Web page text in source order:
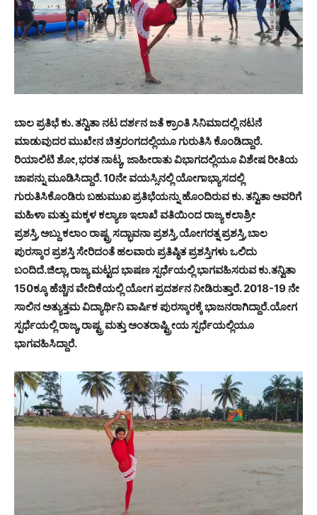
ಬಾಲ ಪ್ರತಿಭೆ ಕು. ತನ್ವಿತಾ ನಟ ದರ್ಶನ ಜತೆ ಕ್ರಾಂತಿ ಸಿನಿಮಾದಲ್ಲಿ ನಟನೆ
ಮಾಡುವುದರ ಮುಖೇನ ಚಿತ್ರರಂಗದಲ್ಲಿಯೂ ಗುರುತಿಸಿ ಕೊಂಡಿದ್ದಾರೆ.
ರಿಯಾಲಿಟಿ ಶೋ,ಭರತ ನಾಟ್ಯ, ಜಾಹೀರಾತು ವಿಭಾಗದಲ್ಲಿಯೂ ವಿಶೇಷ ರೀತಿಯ
ಚಾಪನ್ನು ಮೂಡಿಸಿದ್ದಾರೆ. 10ನೇ ವಯಸ್ಸಿನಲ್ಲಿ ಯೋಗಾಭ್ಯಾಸದಲ್ಲಿ
ಗುರುತಿಸಿಕೊಂಡಿರು ಬಹುಮುಖ ಪ್ರತಿಭೆಯನ್ನು ಹೊಂದಿರುವ ಕು. ತನ್ವಿತಾ ಅವರಿಗೆ
ಮಹಿಳಾ ಮತ್ತು ಮಕ್ಕಳ ಕಲ್ಯಾಣ ಇಲಾಖೆ ವತಿಯಿಂದ ರಾಜ್ಯ ಕಲಾಶ್ರೀ
ಪ್ರಶಸ್ತಿ,ಅಬ್ದು ಕಲಾಂ ರಾಷ್ಟ್ರ ಸದ್ಭಾವನಾ ಪ್ರಶಸ್ತಿ,ಯೋಗರತ್ನ ಪ್ರಶಸ್ತಿ,ಬಾಲ
ಪುರಸ್ಕಾರ ಪ್ರಶಸ್ತಿ ಸೇರಿದಂತೆ ಹಲವಾರು ಪ್ರತಿಷ್ಠಿತ ಪ್ರಶಸ್ತಿಗಳು ಒಲಿದು
ಬಂದಿದೆ.ಜಿಲ್ಲಾ,ರಾಜ್ಯ ಮಟ್ಟದ ಭಾಷಣ ಸ್ಪರ್ಧೆಯಲ್ಲಿ ಭಾಗವಹಿಸರುವ ಕು.ತನ್ವಿತಾ
150ಕ್ಕೂ ಹೆಚ್ಚಿನ ವೇದಿಕೆಯಲ್ಲಿ ಯೋಗ ಪ್ರದರ್ಶನ ನೀಡಿರುತ್ತಾರೆ. 2018-19 ನೇ
ಸಾಲಿನ ಅತ್ಯುತ್ತಮ ವಿದ್ಯಾರ್ಥಿನಿ ವಾರ್ಷಿಕ ಪುರಸ್ಕಾರಕ್ಕೆ ಭಾಜನರಾಗಿದ್ದಾರೆ.ಯೋಗ
ಸ್ಪರ್ಧೆಯಲ್ಲಿ ರಾಜ್ಯ,ರಾಷ್ಟ್ರ ಮತ್ತು ಅಂತರಾಷ್ಟ್ರೀಯ ಸ್ಪರ್ಧೆಯಲ್ಲಿಯೂ
ಭಾಗವಹಿಸಿದ್ದಾರೆ.